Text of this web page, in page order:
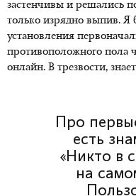
застенчивы и решались
только изрядно выпив. Я
установления
противоположного пола
онлайн. В трезвости,
Про
есть
«Никто в
на